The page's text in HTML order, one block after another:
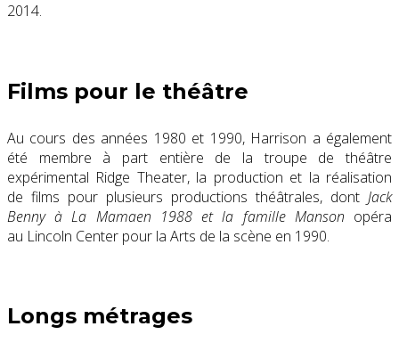
2014.
Films pour le théâtre
Au cours des années 1980 et 1990, Harrison a également
été membre à part entière de la troupe de théâtre
expérimental Ridge Theater, la production et la réalisation
de films pour plusieurs productions théâtrales, dont Jack
Bennyà La Mamaen 1988 et la famille Manson opéra
au Lincoln Center pour la Arts de la scène en 1990.
Longs métrages